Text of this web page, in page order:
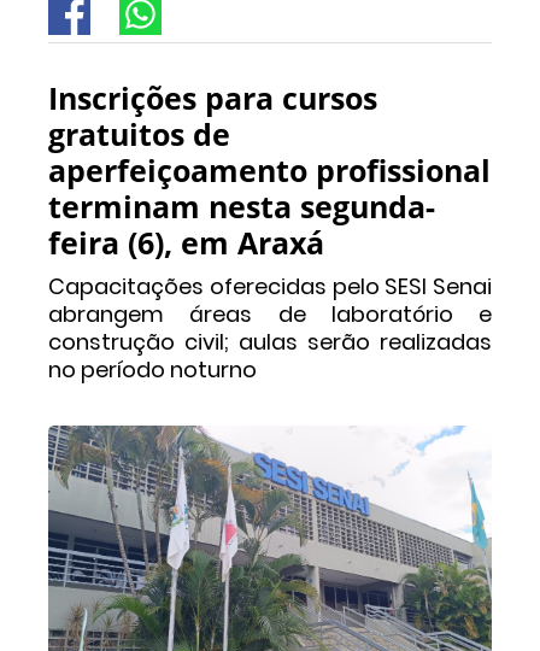
Inscrições para cursos
gratuitos de
aperfeiçoamento profissional
terminam nesta segunda-
feira (6), em Araxá
Capacitações oferecidas pelo SESI Senai
abrangem áreas de laboratório e
construção civil; aulas serão realizadas
no período noturno